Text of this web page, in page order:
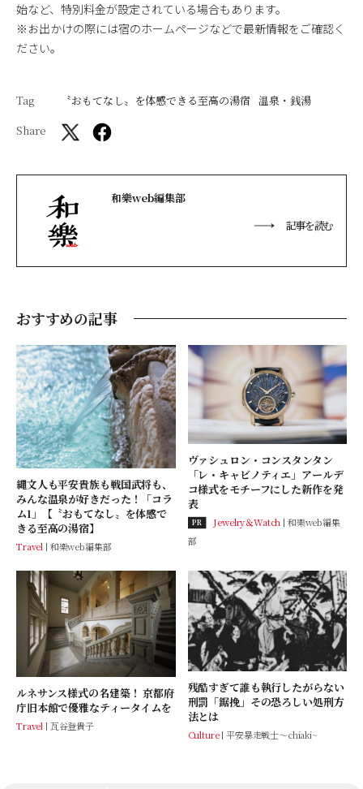
始など、特別料金が設定されている場合もあります。
※お出かけの際には宿のホームページなどで最新情報をご確認く
ださい。
Tag 〝おもてなし〟を体感できる至高の湯宿 温泉・銭湯
Share
和樂web編集部
記事を読む
おすすめの記事
縄文人も平安貴族も戦国武将も、
みんな温泉が好きだった！「コラ
ム1」【〝おもてなし〟を体感で
きる至高の湯宿】
Travel 和樂web編集部
ヴァシュロン・コンスタンタン
「レ・キャビノティエ」アールデ
コ様式をモチーフにした新作を発
表
PR Jewelry＆Watch
和樂web編集
部
ルネサンス様式の名建築！ 京都府
庁旧本館で優雅なティータイムを
Travel 瓦谷登貴子
残酷すぎて誰も執行したがらない
刑罰「鋸挽」その恐ろしい処刑方
法とは
Culture 平安暴走戦士～chiaki~